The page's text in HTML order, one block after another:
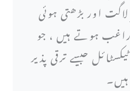
اور بڑھتی ہوئی
ہوتے ہیں ، جو
جیسے ترقی پذیر